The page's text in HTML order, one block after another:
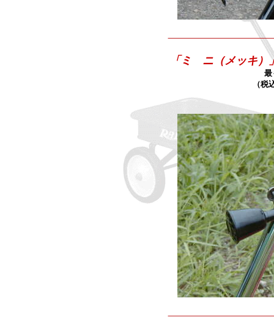
「ミ ニ（メッキ）
最
（税